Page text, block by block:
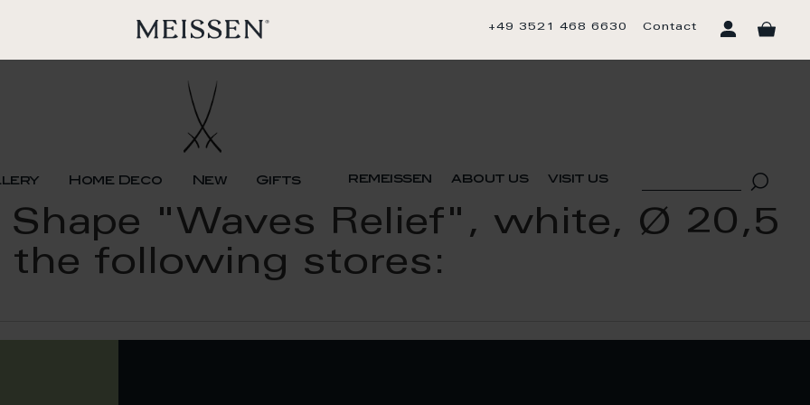
+49 3521 468 6630 Contact
Home Deco New Gifts remeissen about us visit us
Shape "Waves Relief", white, Ø 20,5
the following stores: